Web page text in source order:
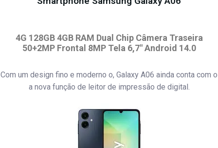
4G 128GB 4GB RAM Dual Chip Câmera Traseira
50+2MP Frontal 8MP Tela 6,7″ Android 14.0
Com um design fino e moderno o, Galaxy A06 ainda conta com o
a nova função de leitor de impressão de digital.